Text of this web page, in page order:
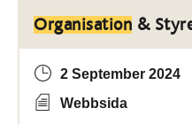
Organisation &
2 September 2024
Webbsida